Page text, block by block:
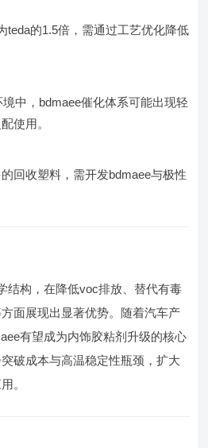
teda的1.5倍，需通过工艺优化降低
中，bdmaee催化体系可能出现轻
使用。
回收塑料，需开发bdmaee与极性
结构，在降低voc排放、替代有毒
面展现出显著优势。随着汽车产
有望成为内饰胶粘剂升级的核心
破成本与高温稳定性瓶颈，扩大
。